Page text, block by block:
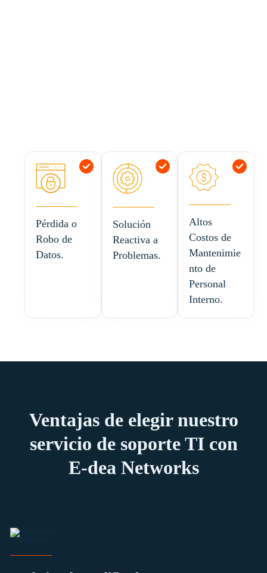
Pérdida o
Robo de
Datos.
Solución
Reactiva a
Problemas.
Altos
Costos de
Mantenimie
nto de
Personal
Interno.
Ventajas de elegir nuestro
servicio de soporte TI con
E-dea Networks